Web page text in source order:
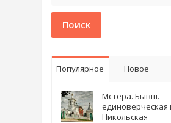
Поиск
Популярное Новое
Мстёра. Бывш.
единоверческая
Никольская